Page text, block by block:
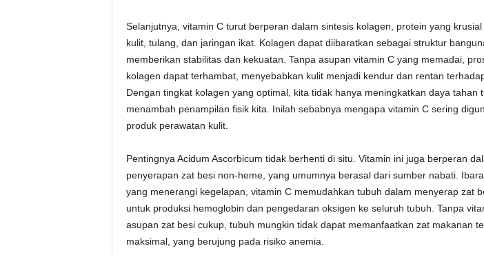
Selanjutnya, vitamin C turut berperan dalam sintesis kolagen, protein yang
kulit, tulang, dan jaringan ikat. Kolagen dapat diibaratkan sebagai struktur
memberikan stabilitas dan kekuatan. Tanpa asupan vitamin C yang memadai,
kolagen dapat terhambat, menyebabkan kulit menjadi kendur dan rentan
Dengan tingkat kolagen yang optimal, kita tidak hanya meningkatkan daya tahan
menambah penampilan fisik kita. Inilah sebabnya mengapa vitamin C sering
produk perawatan kulit.
Pentingnya Acidum Ascorbicum tidak berhenti di situ. Vitamin ini juga berperan
penyerapan zat besi non-heme, yang umumnya berasal dari sumber nabati.
yang menerangi kegelapan, vitamin C memudahkan tubuh dalam menyerap zat
untuk produksi hemoglobin dan pengedaran oksigen ke seluruh tubuh. Tanpa
asupan zat besi cukup, tubuh mungkin tidak dapat memanfaatkan zat makanan
maksimal, yang berujung pada risiko anemia.